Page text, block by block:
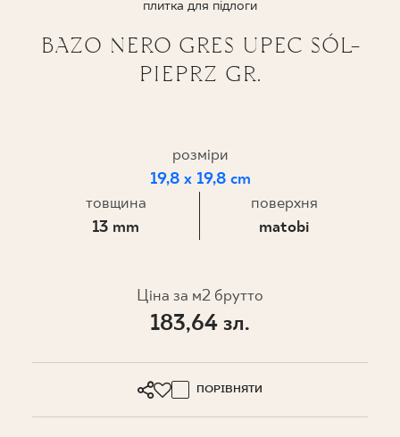
ДЕ КУПИТИ
МІЙ ПРОФІЛЬ
SK DE
плитка для підлоги
BAZO NERO GRES UPEC SÓL-
PIEPRZ GR.
розміри
19,8 x 19,8 cm
товщина
13 mm
поверхня
matobi
Ціна за м2 брутто
183,64 зл.
ПОРІВНЯТИ